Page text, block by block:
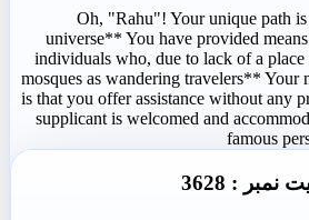
Oh, "Rahu"! Your unique path
universe** You have provided
individuals who, due to lack of a
mosques as wandering travelers** Your
is that you offer assistance without any
supplicant is welcomed and
famous
: 3628